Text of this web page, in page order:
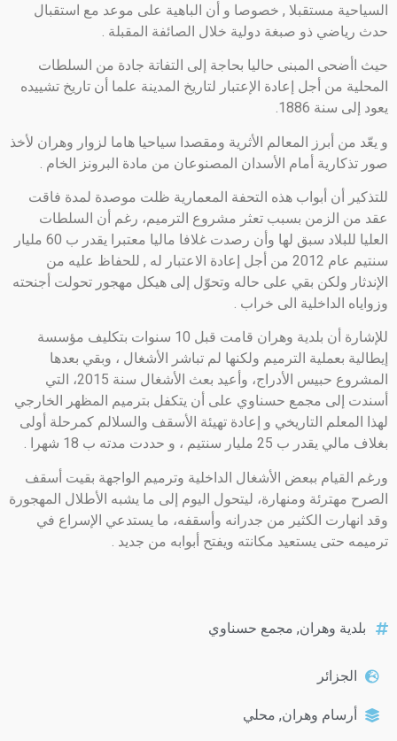
السياحية مستقبلا , خصوصا و أن الباهية على موعد مع استقبال
حدث رياضي ذو صبغة دولية خلال الصائفة المقبلة .
حيث اأضحى المبنى حاليا بحاجة إلى التفاتة جادة من السلطات
المحلية من أجل إعادة الإعتبار لتاريخ المدينة علما أن تاريخ تشييده
يعود إلى سنة 1886.
و يعّد من أبرز المعالم الأثرية ومقصدا سياحيا هاما لزوار وهران لأخذ
صور تذكارية أمام الأسدان المصنوعان من مادة البرونز الخام .
للتذكير أن أبواب هذه التحفة المعمارية ظلت موصدة لمدة فاقت
عقد من الزمن بسبب تعثر مشروع الترميم، رغم أن السلطات
العليا للبلاد سبق لها وأن رصدت غلافا ماليا معتبرا يقدر ب 60 مليار
سنتيم عام 2012 من أجل إعادة الاعتبار له , للحفاظ عليه من
الإندثار ولكن بقي على حاله وتحوّل إلى هيكل مهجور تحولت أجنحته
وزواياه الداخلية الى خراب .
للإشارة أن بلدية وهران قامت قبل 10 سنوات بتكليف مؤسسة
إيطالية بعملية الترميم ولكنها لم تباشر الأشغال ، وبقي بعدها
المشروع حبيس الأدراج، وأعيد بعث الأشغال سنة 2015، التي
أسندت إلى مجمع حسناوي على أن يتكفل بترميم المظهر الخارجي
لهذا المعلم التاريخي و إعادة تهيئة الأسقف والسلالم كمرحلة أولى
بغلاف مالي يقدر ب 25 مليار سنتيم ، و حددت مدته ب 18 شهرا .
ورغم القيام ببعض الأشغال الداخلية وترميم الواجهة بقيت أسقف
الصرح مهترئة ومنهارة، ليتحول اليوم إلى ما يشبه الأطلال المهجورة
وقد انهارت الكثير من جدرانه وأسقفه، ما يستدعي الإسراع في
ترميمه حتى يستعيد مكانته ويفتح أبوابه من جديد .
بلدية وهران, مجمع حسناوي
الجزائر
أرسام وهران, محلي